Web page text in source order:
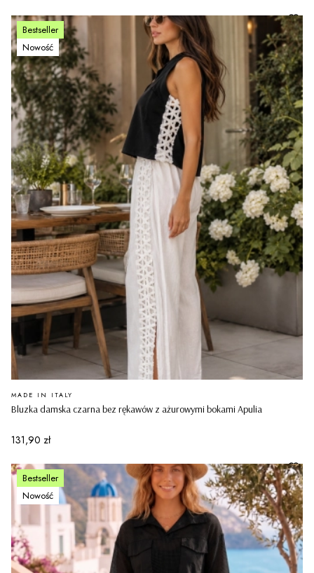
Bestseller
Nowość
Bluzka damska czarna bez rękawów z ażurowymi bokami Apulia
PRODUCENT
MADE IN ITALY
Cena
131,90 zł
Bestseller
Nowość